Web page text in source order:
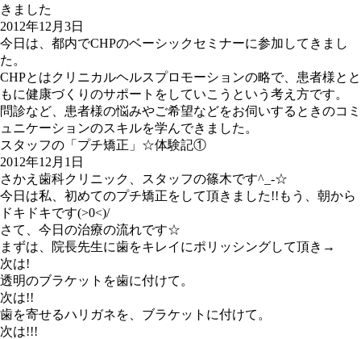
きました
2012年12月3日
今日は、都内でCHPのベーシックセミナーに参加してきまし
た。
CHPとはクリニカルヘルスプロモーションの略で、患者様とと
もに健康づくりのサポートをしていこうという考え方です。
問診など、患者様の悩みやご希望などをお伺いするときのコミ
ュニケーションのスキルを学んできました。
スタッフの「プチ矯正」☆体験記①
2012年12月1日
さかえ歯科クリニック、スタッフの篠木です^_-☆
今日は私、初めてのプチ矯正をして頂きました!!もう、朝から
ドキドキです(>0<)/
さて、今日の治療の流れです☆
まずは、院長先生に歯をキレイにポリッシングして頂き→
次は!
透明のブラケットを歯に付けて。
次は!!
歯を寄せるハリガネを、ブラケットに付けて。
次は!!!